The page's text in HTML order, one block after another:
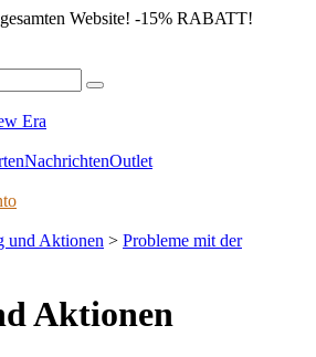
Website! -15% RABATT!
Era
NachrichtenOutlet
und Aktionen > Probleme mit der
Aktionen